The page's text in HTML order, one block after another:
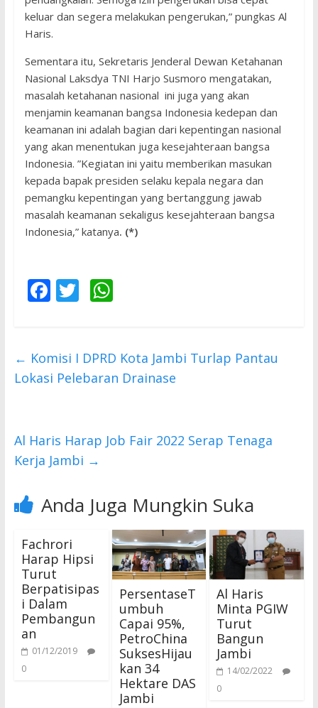
keluar dan segera melakukan pengerukan,” pungkas Al
Haris.
Sementara itu, Sekretaris Jenderal Dewan Ketahanan
Nasional Laksdya TNI Harjo Susmoro mengatakan,
masalah ketahanan nasional ini juga yang akan
menjamin keamanan bangsa Indonesia kedepan dan
keamanan ini adalah bagian dari kepentingan nasional
yang akan menentukan juga kesejahteraan bangsa
Indonesia. ”Kegiatan ini yaitu memberikan masukan
kepada bapak presiden selaku kepala negara dan
pemangku kepentingan yang bertanggung jawab
masalah keamanan sekaligus kesejahteraan bangsa
Indonesia,” katanya. (*)
F
b
o
T
er
W
s
A
← Komisi I DPRD Kota Jambi Turlap Pantau
Lokasi Pelebaran Drainase
Al Haris Harap Job Fair 2022 Serap Tenaga
Kerja Jambi →
Anda Juga Mungkin Suka
Fachrori
Harap Hipsi
Turut
Berpatisipas
i Dalam
Pembangun
an
01/12/2019
0
PersentaseT
umbuh
Capai 95%,
PetroChina
SuksesHijau
kan 34
Hektare DAS
Jambi
Al Haris
Minta PGIW
Turut
Bangun
Jambi
14/02/2022
0